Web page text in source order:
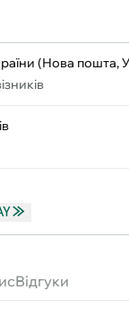
(Нова пошта,
Відгуки